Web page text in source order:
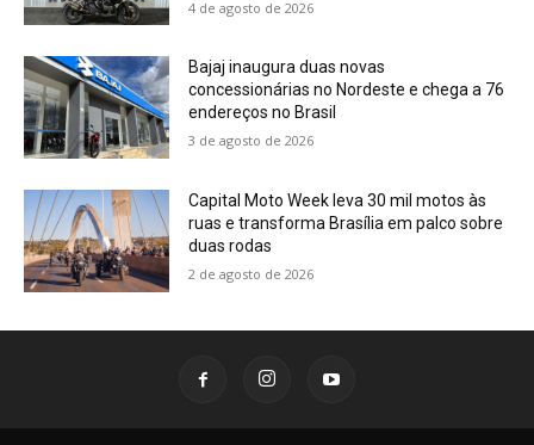
4 de agosto de 2026
Bajaj inaugura duas novas
concessionárias no Nordeste e chega a 76
endereços no Brasil
3 de agosto de 2026
Capital Moto Week leva 30 mil motos às
ruas e transforma Brasília em palco sobre
duas rodas
2 de agosto de 2026